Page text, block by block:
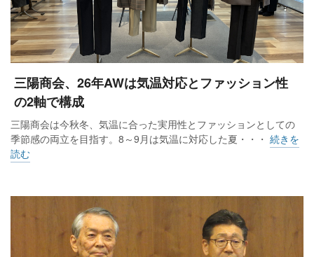
三陽商会、26年AWは気温対応とファッション性
の2軸で構成
三陽商会は今秋冬、気温に合った実用性とファッションとしての
季節感の両立を目指す。8～9月は気温に対応した夏・・・ 続きを
読む